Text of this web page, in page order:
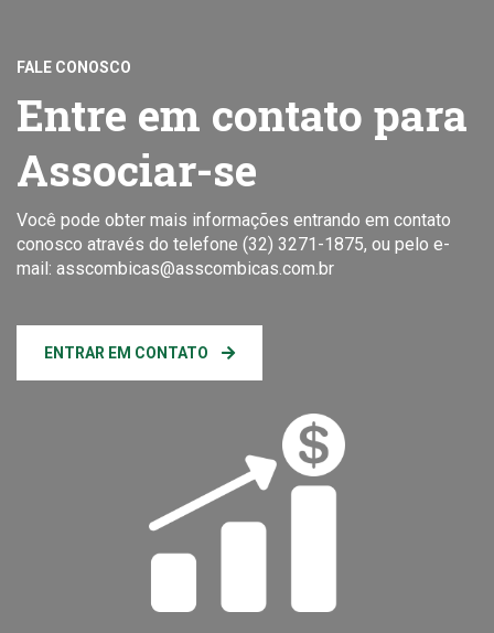
FALE CONOSCO
Entre em contato para
Associar-se
Você pode obter mais informações entrando em contato
conosco através do telefone (32) 3271-1875, ou pelo e-
mail: asscombicas@asscombicas.com.br
ENTRAR EM CONTATO